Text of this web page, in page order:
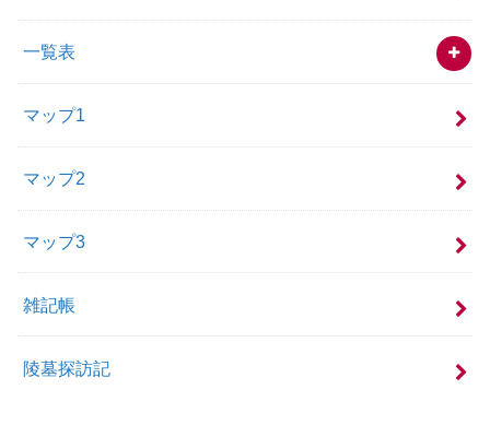
一覧表
マップ1
マップ2
マップ3
雑記帳
陵墓探訪記